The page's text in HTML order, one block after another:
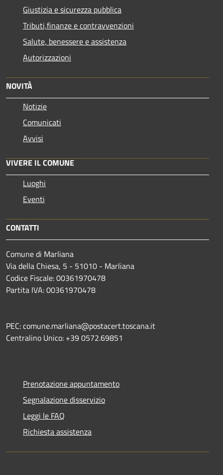
Giustizia e sicurezza pubblica
Tributi,finanze e contravvenzioni
Salute, benessere e assistenza
Autorizzazioni
NOVITÀ
Notizie
Comunicati
Avvisi
VIVERE IL COMUNE
Luoghi
Eventi
CONTATTI
Comune di Marliana
Via della Chiesa, 5 - 51010 - Marliana
Codice Fiscale: 00361970478
Partita IVA: 00361970478
PEC: comune.marliana@postacert.toscana.it
Centralino Unico: +39 0572.69851
Prenotazione appuntamento
Segnalazione disservizio
Leggi le FAQ
Richiesta assistenza